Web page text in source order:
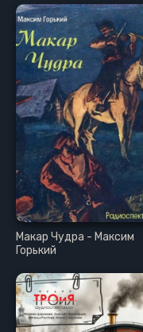
Макар Чудра - Максим
Горький